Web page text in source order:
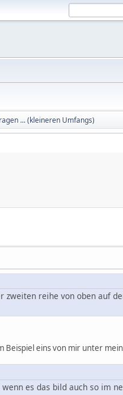
... (kleineren Umfangs)
reihe von oben auf
eins von mir unter
es das bild auch so im